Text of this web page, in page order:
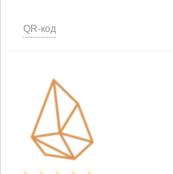
QR-код